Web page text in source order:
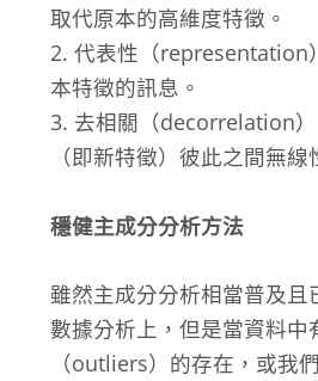
取代原本的高維度特徵。
2. 代表性（representation
本特徵的訊息。
3. 去相關（decorrelation
（即新特徵）彼此之間無線
穩健主成分分析方法
雖然主成分分析相當普及且
數據分析上，但是當資料中
（outliers）的存在，或我